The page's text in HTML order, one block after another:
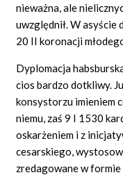
nieważna, ale
uwzględnił. W asyście
20 II koronacji
Dyplomacja
cios bardzo dotkliwy.
konsystorzu imieniem
niemu, zaś 9 I 1530
oskarżeniem i z
cesarskiego,
zredagowane w